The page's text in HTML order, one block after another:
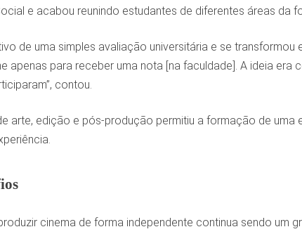
e acabou reunindo estudantes de diferentes áreas da
de uma simples avaliação universitária e se transformou
apenas para receber uma nota [na faculdade]. A ideia era
contou.
arte, edição e pós-produção permitiu a formação de uma
cinema de forma independente continua sendo um